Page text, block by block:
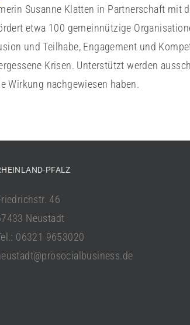
Susanne Klatten in Partnerschaft mit
etwa 100 gemeinnützige
und Teilhabe, Engagement und
Krisen. Unterstützt werden
Wirkung nachgewiesen haben.
PFALZ
46
Neustadt
06321 9653020